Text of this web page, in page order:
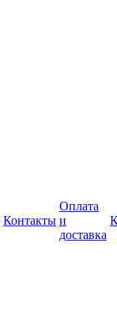
Контакты
Оплата
и
доставка